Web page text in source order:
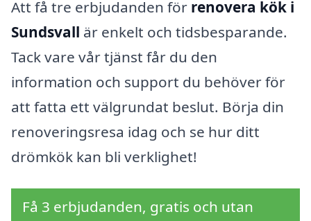
Att få tre erbjudanden för renovera kök i
Sundsvall är enkelt och tidsbesparande.
Tack vare vår tjänst får du den
information och support du behöver för
att fatta ett välgrundat beslut. Börja din
renoveringsresa idag och se hur ditt
drömkök kan bli verklighet!
Få 3 erbjudanden, gratis och utan